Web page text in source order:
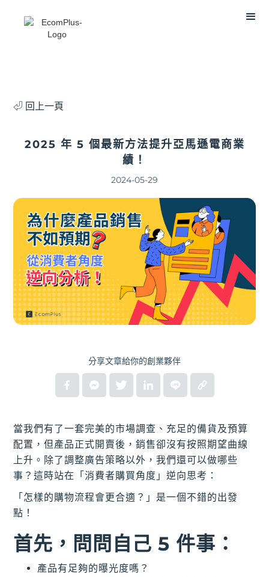
⏎ 回上一頁
2025 年 5 個最新方法提升亞馬遜電商業
績！
2024-05-29
分享文章給你的創業夥伴
當我們有了一套完美的市場調查、充足的備貨及預算
配置，但產品正式開賣後，銷售卻沒有按照期望曲線
上升。除了調整廣告策略以外，我們還可以做哪些
事？這時站在「消費者購買角度」逆向思考：
「怎樣的購物流程會更合適？」是一個不錯的出發
點！
首先，問問自己 5 件事：
產品有足夠的曝光度嗎？